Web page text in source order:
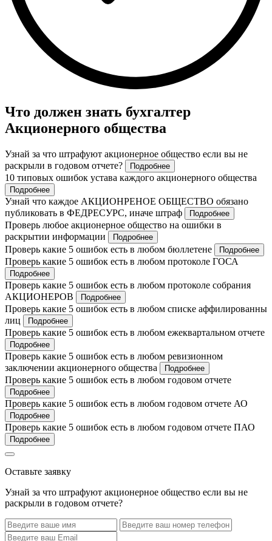
Что должен знать бухгалтер
Акционерного общества
Узнай за что штрафуют акционерное общество если вы не
раскрыли в годовом отчете?
Подробнее
10 типовых ошибок устава каждого акционерного общества
Подробнее
Узнай что каждое АКЦИОНРЕНОЕ ОБЩЕСТВО обязано
публиковать в ФЕДРЕСУРС, иначе штраф
Подробнее
Проверь любое акционерное общество на ошибки в
раскрытии информации
Подробнее
Проверь какие 5 ошибок есть в любом бюллетене Подробнее
Проверь какие 5 ошибок есть в любом протоколе ГОСА
Подробнее
Проверь какие 5 ошибок есть в любом протоколе собрания
АКЦИОНЕРОВ
Подробнее
Проверь какие 5 ошибок есть в любом списке аффилированны
лиц
Подробнее
Проверь какие 5 ошибок есть в любом ежеквартальном отчете
Подробнее
Проверь какие 5 ошибок есть в любом ревизионном
заключении акционерного общества
Подробнее
Проверь какие 5 ошибок есть в любом годовом отчете
Подробнее
Проверь какие 5 ошибок есть в любом годовом отчете АО
Подробнее
Проверь какие 5 ошибок есть в любом годовом отчете ПАО
Подробнее
Оставьте заявку
Узнай за что штрафуют акционерное общество если вы не
раскрыли в годовом отчете?